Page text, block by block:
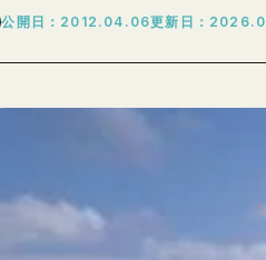
公開日：2012.04.06更新日：